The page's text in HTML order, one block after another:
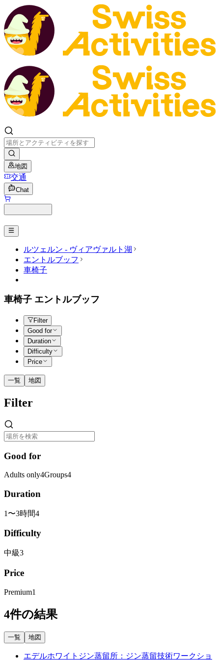
地図
交通
Chat
ルツェルン - ヴィアヴァルト湖
エントルブッフ
車椅子
車椅子 エントルブッフ
Filter
Good for
Duration
Difficulty
Price
一覧 地図
Filter
Good for
Adults only4Groups4
Duration
1〜3時間4
Difficulty
中級3
Price
Premium1
4件の結果
一覧 地図
エデルホワイトジン蒸留所：ジン蒸留技術ワークショ